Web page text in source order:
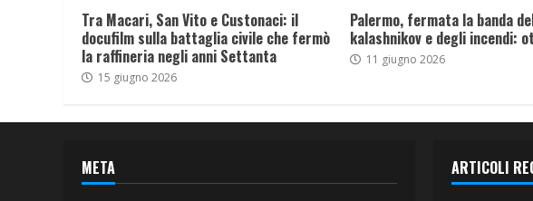
Tra Macari, San Vito e Custonaci: il
docufilm sulla battaglia civile che fermò
la raffineria negli anni Settanta
15 giugno 2026
Palermo, fermata la banda
kalashnikov e degli incendi:
11 giugno 2026
META ARTICOLI